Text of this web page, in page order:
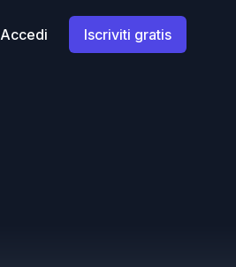
Accedi Iscriviti gratis